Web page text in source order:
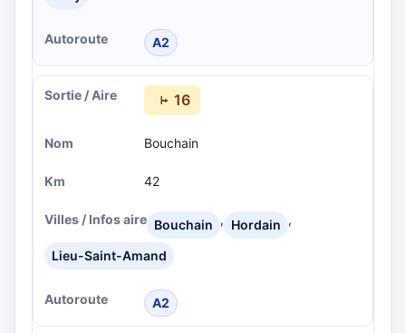
A2
16
Bouchain
42
Bouchain , Hordain ,
Lieu-Saint-Amand
A2